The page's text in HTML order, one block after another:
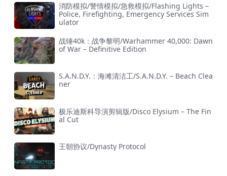
消防模拟/警情模拟/急救模拟/Flashing Lights –
Police, Firefighting, Emergency Services Sim
ulator
战锤40k：战争黎明/Warhammer 40,000: Dawn
of War – Definitive Edition
S.A.N.D.Y.：海滩清洁工/S.A.N.D.Y. – Beach Clea
ner
极乐迪斯科导演剪辑版/Disco Elysium – The Fin
al Cut
王朝协议/Dynasty Protocol